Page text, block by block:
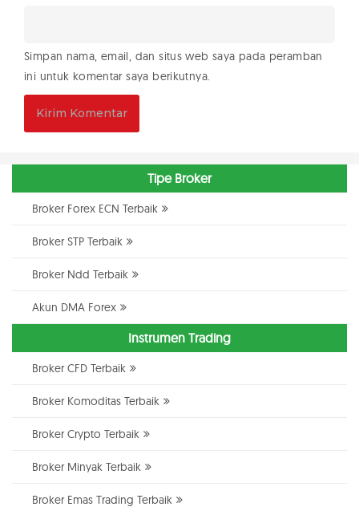
Simpan nama, email, dan situs web saya pada peramban
ini untuk komentar saya berikutnya.
Tipe Broker
Broker Forex ECN Terbaik
Broker STP Terbaik
Broker Ndd Terbaik
Akun DMA Forex
Instrumen Trading
Broker CFD Terbaik
Broker Komoditas Terbaik
Broker Crypto Terbaik
Broker Minyak Terbaik
Broker Emas Trading Terbaik